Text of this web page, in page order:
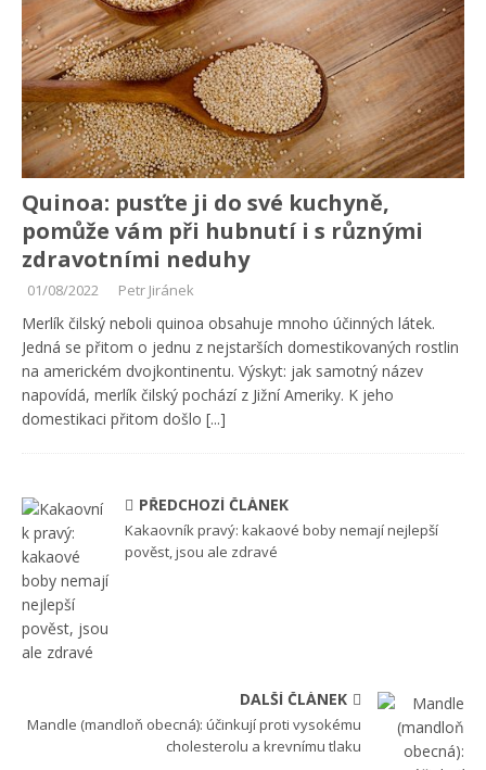
Quinoa: pusťte ji do své kuchyně,
pomůže vám při hubnutí i s různými
zdravotními neduhy
01/08/2022 Petr Jiránek
Merlík čilský neboli quinoa obsahuje mnoho účinných látek.
Jedná se přitom o jednu z nejstarších domestikovaných rostlin
na americkém dvojkontinentu. Výskyt: jak samotný název
napovídá, merlík čilský pochází z Jižní Ameriky. K jeho
domestikaci přitom došlo [...]
PŘEDCHOZÍ ČLÁNEK
Kakaovník pravý: kakaové boby nemají nejlepší
pověst, jsou ale zdravé
DALŠÍ ČLÁNEK
Mandle (mandloň obecná): účinkují proti vysokému
cholesterolu a krevnímu tlaku